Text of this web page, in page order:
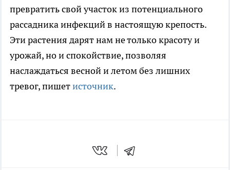
превратить свой участок из потенциального
рассадника инфекций в настоящую крепость.
Эти растения дарят нам не только красоту и
урожай, но и спокойствие, позволяя
наслаждаться весной и летом без лишних
тревог, пишетисточник.